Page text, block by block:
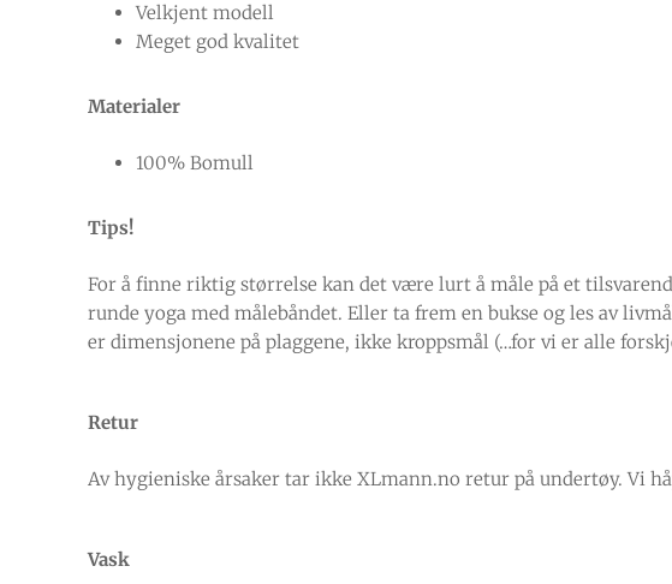
Velkjent modell
Meget god kvalitet
Materialer
100% Bomull
Tips!
For å finne riktig størrelse kan det være lurt å måle på et
runde yoga med målebåndet. Eller ta frem en bukse og les av
er dimensjonene på plaggene, ikke kroppsmål (…for vi er alle
Retur
Av hygieniske årsaker tar ikke XLmann.no retur på undertøy. Vi
Vask